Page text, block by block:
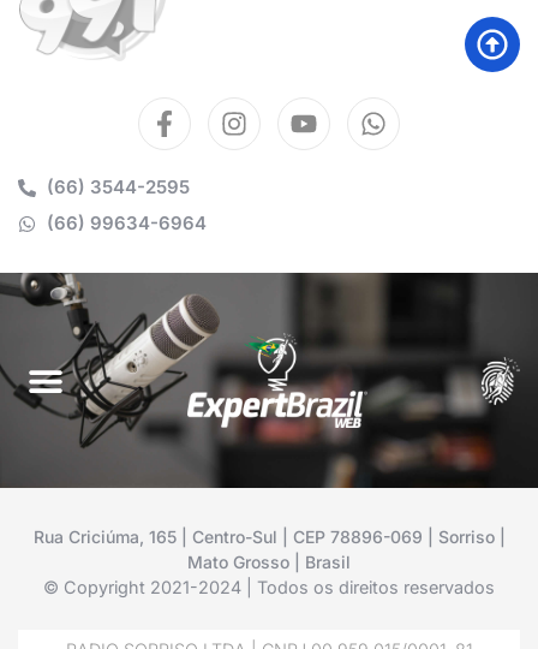
(66) 3544-2595
(66) 99634-6964
Rua Criciúma, 165 | Centro-Sul | CEP 78896-069 | Sorriso |
Mato Grosso | Brasil
© Copyright 2021-2024 | Todos os direitos reservados